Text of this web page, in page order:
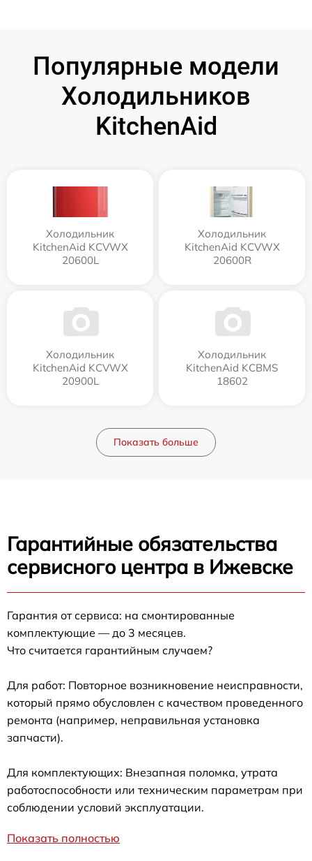
Популярные модели
Холодильников
KitchenAid
Холодильник
KitchenAid KCVWX
20600L
Холодильник
KitchenAid KCVWX
20600R
Холодильник
KitchenAid KCVWX
20900L
Холодильник
KitchenAid KCBMS
18602
Показать больше
Гарантийные обязательства
сервисного центра в Ижевске
Гарантия от сервиса: на смонтированные
комплектующие — до 3 месяцев.
Что считается гарантийным случаем?
Для работ: Повторное возникновение неисправности,
который прямо обусловлен с качеством проведенного
ремонта (например, неправильная установка
запчасти).
Для комплектующих: Внезапная поломка, утрата
работоспособности или техническим параметрам при
соблюдении условий эксплуатации.
Показать полностью